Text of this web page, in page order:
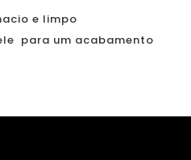
e limpo
para um acabamento